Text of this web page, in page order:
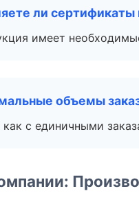
ли
имеет
объемы
с единичными